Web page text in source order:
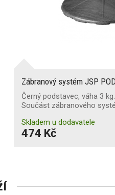
Zábranový systém JSP
Černý podstavec, váha 3
Součást zábranového
Skladem u dodavatele
474 Kč